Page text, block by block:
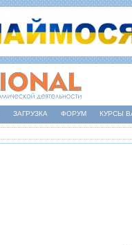
ЗАГРУЗКА ФОРУМ
КУРСЫ